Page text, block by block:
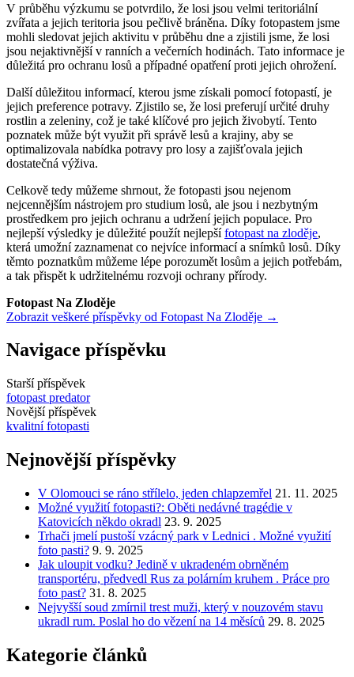
V průběhu výzkumu se potvrdilo, že losi jsou velmi teritoriální
zvířata a jejich teritoria jsou pečlivě bráněna. Díky fotopastem jsme
mohli sledovat jejich aktivitu v průběhu dne a zjistili jsme, že losi
jsou nejaktivnější v ranních a večerních hodinách. Tato informace je
důležitá pro ochranu losů a případné opatření proti jejich ohrožení.
Další důležitou informací, kterou jsme získali pomocí fotopastí, je
jejich preference potravy. Zjistilo se, že losi preferují určité druhy
rostlin a zeleniny, což je také klíčové pro jejich živobytí. Tento
poznatek může být využit při správě lesů a krajiny, aby se
optimalizovala nabídka potravy pro losy a zajišťovala jejich
dostatečná výživa.
Celkově tedy můžeme shrnout, že fotopasti jsou nejenom
nejcennějším nástrojem pro studium losů, ale jsou i nezbytným
prostředkem pro jejich ochranu a udržení jejich populace. Pro
nejlepší výsledky je důležité použít nejlepšífotopast na zloděje,
která umožní zaznamenat co nejvíce informací a snímků losů. Díky
těmto poznatkům můžeme lépe porozumět losům a jejich potřebám,
a tak přispět k udržitelnému rozvoji ochrany přírody.
Fotopast Na Zloděje
Zobrazit veškeré příspěvky od Fotopast Na Zloděje →
Navigace příspěvku
Starší příspěvek
fotopast predator
Novější příspěvek
kvalitní fotopasti
Nejnovější příspěvky
V Olomouci se ráno střílelo, jeden chlapzemřel 21. 11. 2025
Možné využití fotopasti?: Oběti nedávné tragédie v
Katovicích někdo okradl 23. 9. 2025
Trhači jmelí pustoší vzácný park v Lednici . Možné využití
foto pasti? 9. 9. 2025
Jak uloupit vodku? Jedině v ukradeném obrněném
transportéru, předvedl Rus za polárním kruhem . Práce pro
foto past? 31. 8. 2025
Nejvyšší soud zmírnil trest muži, který v nouzovém stavu
ukradl rum. Poslal ho do vězení na 14 měsíců 29. 8. 2025
Kategorie článků